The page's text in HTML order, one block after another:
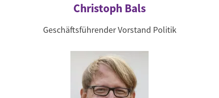
Christoph Bals
Geschäftsführender Vorstand Politik